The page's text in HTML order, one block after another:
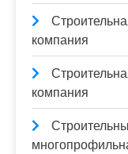
компания
компания